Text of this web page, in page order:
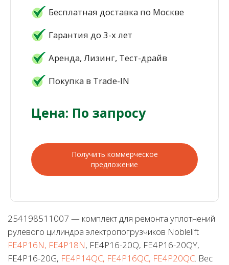
Бесплатная доставка по Москве
Гарантия до 3-х лет
Аренда, Лизинг, Тест-драйв
Покупка в Trade-IN
Цена: По запросу
Получить коммерческое
предложение
254198511007 — комплект для ремонта уплотнений
рулевого цилиндра электропогрузчиков Noblelift
FE4P16N, FE4P18N, FE4P16-20Q, FE4P16-20QY,
FE4P16-20G, FE4P14QC, FE4P16QC, FE4P20QC. Вес